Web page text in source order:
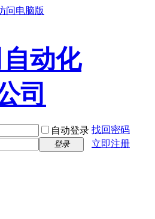
问电脑版
自动登录 找回密码
登录 立即注册